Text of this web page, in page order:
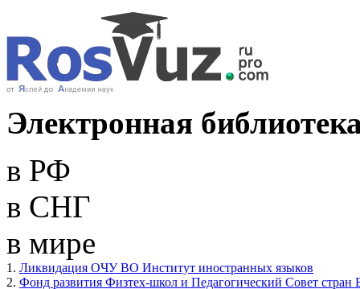
Электронная
в РФ
в СНГ
в мире
1. Ликвидация ОЧУ ВО Институт иностранных языков
2. Фонд развития Физтех-школ и Педагогический Совет